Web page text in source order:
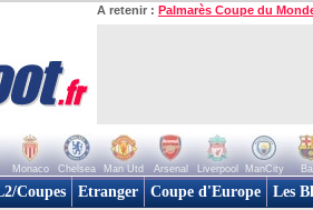
A retenir : Palmarès Coupe du
Monaco Chelsea Man Utd Arsenal Liverpool ManCity
Coupes Etranger Coupe d'Europe Les